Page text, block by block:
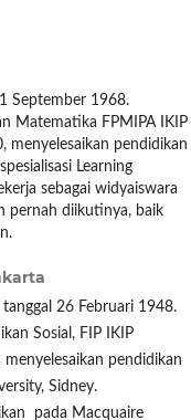
September 1968.
Matematika FPMIPA IKIP
menyelesaikan pendidikan
Learning
sebagai widyaiswara
pernah diikutinya, baik
26 Februari 1948.
Sosial, FIP IKIP
pendidikan
Sidney.
pada Macquaire